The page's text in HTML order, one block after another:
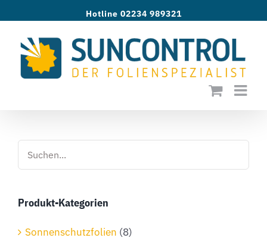
springen
Hotline 02234 989321
Produkt-Kategorien
Sonnenschutzfolien (8)